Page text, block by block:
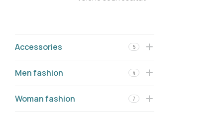
Accessories 5
Men fashion 4
Woman fashion 7